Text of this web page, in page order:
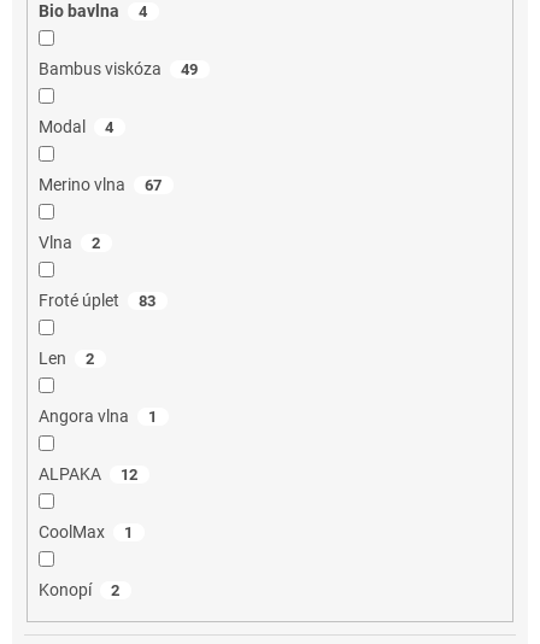
Bio bavlna 4
Bambus viskóza 49
Modal 4
Merino vlna 67
Vlna 2
Froté úplet 83
Len 2
Angora vlna 1
ALPAKA 12
CoolMax 1
Konopí 2